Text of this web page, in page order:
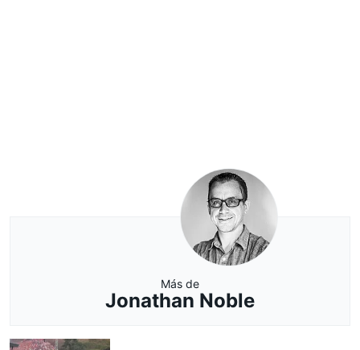
Más de
Jonathan Noble